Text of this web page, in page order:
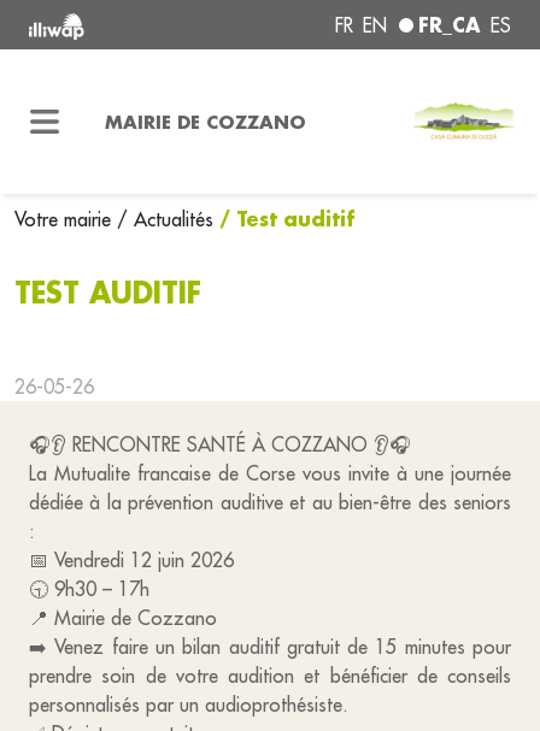
FR EN FR_CA ES
MAIRIE DE COZZANO
Votre mairie / Actualités / Test auditif
TEST AUDITIF
26-05-26
🎧👂 RENCONTRE SANTÉ À COZZANO 👂🎧
La Mutualite francaise de Corse vous invite à une journée
dédiée à la prévention auditive et au bien-être des seniors
:
📅 Vendredi 12 juin 2026
🕤 9h30 – 17h
📍 Mairie de Cozzano
➡️ Venez faire un bilan auditif gratuit de 15 minutes pour
prendre soin de votre audition et bénéficier de conseils
personnalisés par un audioprothésiste.